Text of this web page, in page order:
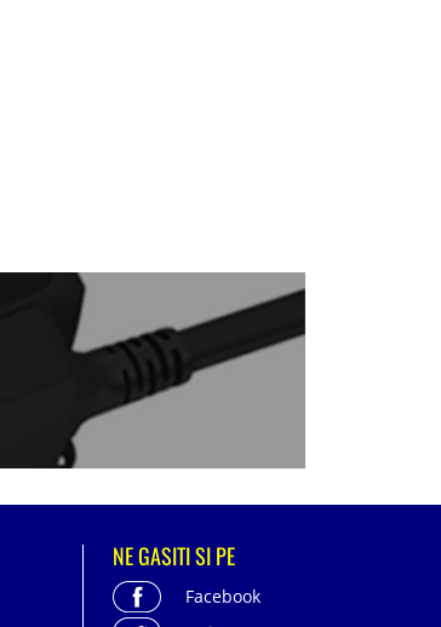
NE GASITI SI PE
Facebook